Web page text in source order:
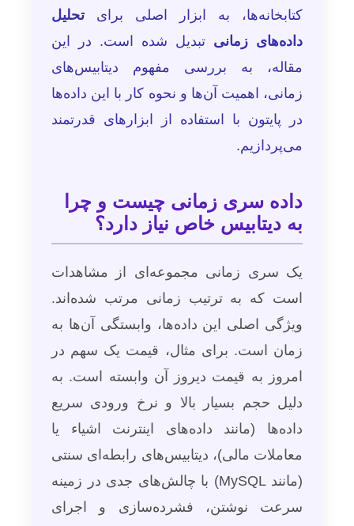
کتابخانه‌ها، به ابزار اصلی برای تحلیل
داده‌های زمانی تبدیل شده است. در این
مقاله، به بررسی مفهوم دیتابیس‌های
زمانی، اهمیت آن‌ها و نحوه کار با این داده‌ها
در پایتون با استفاده از ابزارهای قدرتمند
می‌پردازیم.
داده سری زمانی چیست و چرا
به دیتابیس خاص نیاز دارد؟
یک سری زمانی مجموعه‌ای از مشاهدات
است که به ترتیب زمانی مرتب شده‌اند.
ویژگی اصلی این داده‌ها، وابستگی آن‌ها به
زمان است. برای مثال، قیمت یک سهم در
امروز به قیمت دیروز آن وابسته است. به
دلیل حجم بسیار بالا و نرخ ورودی سریع
داده‌ها (مانند داده‌های اینترنت اشیاء یا
معاملات مالی)، دیتابیس‌های رابطه‌ای سنتی
(مانند MySQL) با چالش‌های جدی در زمینه
سرعت نوشتن، فشرده‌سازی و اجرای